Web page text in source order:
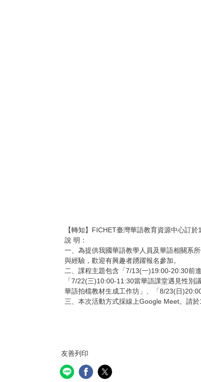
【轉知】FICHET臺灣華語教育資源中心訂
說 明：
一、為提供我國華語教學人員及華語相關系
與經驗，歡迎有興趣者踴躍報名參加。
二、課程主題包含「7/13(一)19:00-20:30前
「7/22(三)10:00-11:30當華語課堂遇見性
華語拍檔教材生成工作坊」、「8/23(日
三、本次活動方式採線上Google Meet。請
友善列印